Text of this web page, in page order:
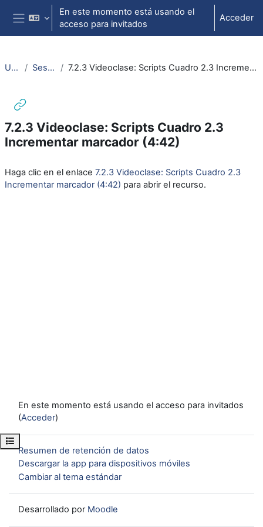
Salta al contenido principal
Panel lateral
En este momento está usando el
acceso para invitados
Acceder
Abrir índice del curso
Unity Sesión 4 7.2.3 Videoclase: Scripts Cuadro 2.3 Incrementar marcador (4:42)
7.2.3 Videoclase: Scripts Cuadro 2.3
Incrementar marcador (4:42)
Haga clic en el enlace 7.2.3 Videoclase: Scripts Cuadro 2.3
Incrementar marcador (4:42) para abrir el recurso.
En este momento está usando el acceso para invitados
(Acceder)
Resumen de retención de datos
Descargar la app para dispositivos móviles
Cambiar al tema estándar
Desarrollado por Moodle